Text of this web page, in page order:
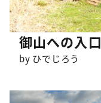
御山への入口
by ひでじろう